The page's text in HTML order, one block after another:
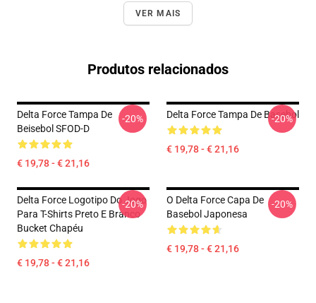
VER MAIS
Produtos relacionados
Delta Force Tampa De
Beisebol SFOD-D
€ 19,78 - € 21,16
-20% Delta Force Tampa De Basebol
€ 19,78 - € 21,16
-20%
Delta Force Logotipo Do Jogo
Para T-Shirts Preto E Branco
Bucket Chapéu
€ 19,78 - € 21,16
-20%
O Delta Force Capa De
Basebol Japonesa
€ 19,78 - € 21,16
-20%